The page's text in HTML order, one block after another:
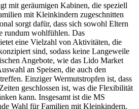
mit geräumigen Kabinen, die speziell
mit Kleinkindern zugeschnitten
sorgt dafür, dass sich sowohl Eltern
rundum wohlfühlen. Das
eine Vielzahl von Aktivitäten, die
sind, sodass keine Langeweile
Angebote, wie das Lido Market
an Speisen, die auch den
Einziger Wermutstropfen ist, dass
geschlossen ist, was die Flexibilität
kann. Insgesamt ist die MS
Wahl für Familien mit Kleinkindern,